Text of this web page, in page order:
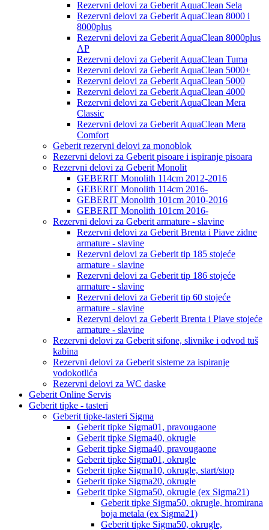
Rezervni delovi za Geberit AquaClean Sela
Rezervni delovi za Geberit AquaClean 8000 i
8000plus
Rezervni delovi za Geberit AquaClean 8000plus
AP
Rezervni delovi za Geberit AquaClean Tuma
Rezervni delovi za Geberit AquaClean 5000+
Rezervni delovi za Geberit AquaClean 5000
Rezervni delovi za Geberit AquaClean 4000
Rezervni delovi za Geberit AquaClean Mera
Classic
Rezervni delovi za Geberit AquaClean Mera
Comfort
Geberit rezervni delovi za monoblok
Rezervni delovi za Geberit pisoare i ispiranje pisoara
Rezervni delovi za Geberit Monolit
GEBERIT Monolith 114cm 2012-2016
GEBERIT Monolith 114cm 2016-
GEBERIT Monolith 101cm 2010-2016
GEBERIT Monolith 101cm 2016-
Rezervni delovi za Geberit armature - slavine
Rezervni delovi za Geberit Brenta i Piave zidne
armature - slavine
Rezervni delovi za Geberit tip 185 stojeće
armature - slavine
Rezervni delovi za Geberit tip 186 stojeće
armature - slavine
Rezervni delovi za Geberit tip 60 stojeće
armature - slavine
Rezervni delovi za Geberit Brenta i Piave stojeće
armature - slavine
Rezervni delovi za Geberit sifone, slivnike i odvod tuš
kabina
Rezervni delovi za Geberit sisteme za ispiranje
vodokotlića
Rezervni delovi za WC daske
Geberit Online Servis
Geberit tipke - tasteri
Geberit tipke-tasteri Sigma
Geberit tipke Sigma01, pravougaone
Geberit tipke Sigma40, okrugle
Geberit tipke Sigma40, pravougaone
Geberit tipke Sigma01, okrugle
Geberit tipke Sigma10, okrugle, start/stop
Geberit tipke Sigma20, okrugle
Geberit tipke Sigma50, okrugle (ex Sigma21)
Geberit tipke Sigma50, okrugle, hromirana
boja metala (ex Sigma21)
Geberit tipke Sigma50, okrugle,